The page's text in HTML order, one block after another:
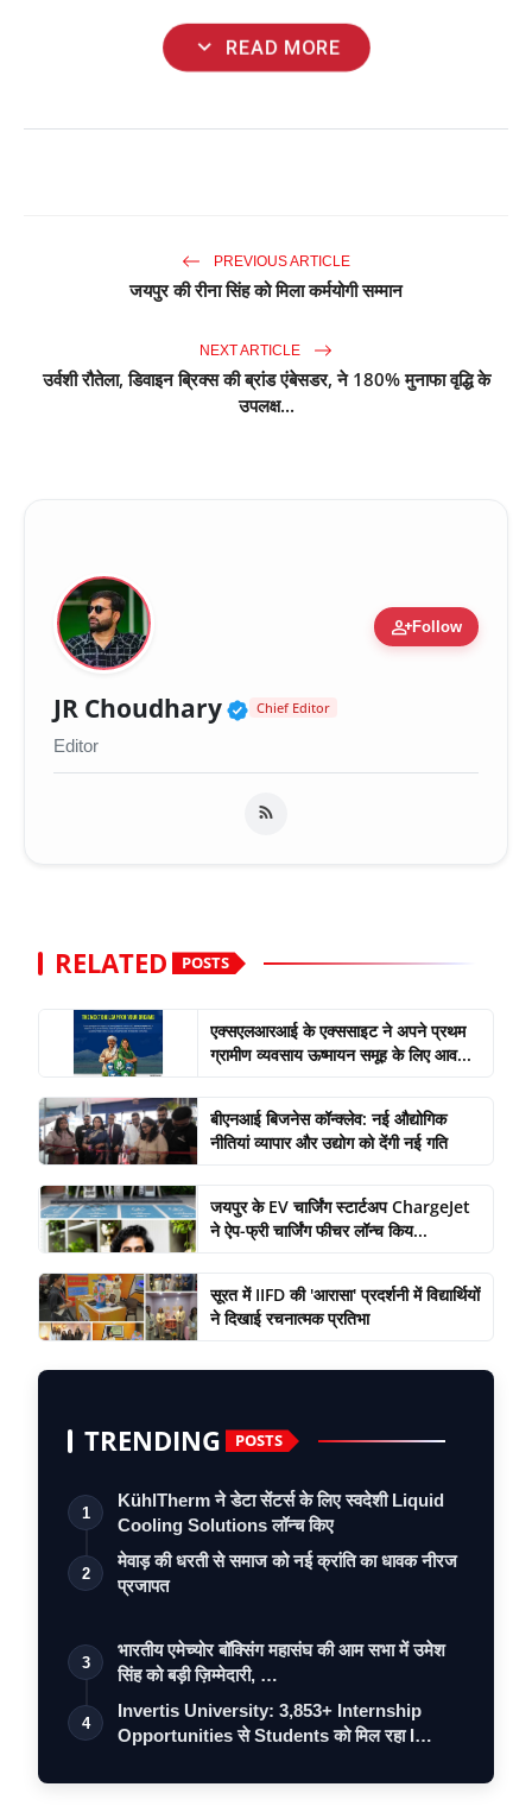
expand_more READ MORE
PREVIOUS ARTICLE
जयपुर की रीना सिंह को मिला कर्मयोगी सम्मान
NEXT ARTICLE
उर्वशी रौतेला, डिवाइन ब्रिक्स की ब्रांड एंबेसडर, ने 180% मुनाफा वृद्धि के
उपलक्ष...
person_addFollow
JR Choudhary Verified Public Figure
Chief Editor
Editor
RELATED POSTS
एक्सएलआरआई के एक्ससाइट ने अपने प्रथम
ग्रामीण व्यवसाय ऊष्मायन समूह के लिए आव...
बीएनआई बिजनेस कॉन्क्लेव: नई औद्योगिक
नीतियां व्यापार और उद्योग को देंगी नई गति
जयपुर के EV चार्जिंग स्टार्टअप ChargeJet
ने ऐप-फ्री चार्जिंग फीचर लॉन्च किय...
सूरत में IIFD की 'आरासा' प्रदर्शनी में विद्यार्थियों
ने दिखाई रचनात्मक प्रतिभा
TRENDING POSTS
1
KühlTherm ने डेटा सेंटर्स के लिए स्वदेशी Liquid
Cooling Solutions लॉन्च किए
2
मेवाड़ की धरती से समाज को नई क्रांति का धावक नीरज
प्रजापत
3
भारतीय एमेच्योर बॉक्सिंग महासंघ की आम सभा में उमेश
सिंह को बड़ी ज़िम्मेदारी, …
4
Invertis University: 3,853+ Internship
Opportunities से Students को मिल रहा I…